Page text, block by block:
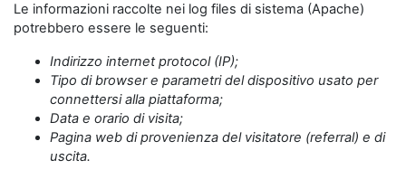
Le informazioni raccolte nei log files di sistema (Apache)
potrebbero essere le seguenti:
Indirizzo internet protocol (IP);
Tipo di browser e parametri del dispositivo usato per
connettersi alla piattaforma;
Data e orario di visita;
Pagina web di provenienza del visitatore (referral) e di
uscita.